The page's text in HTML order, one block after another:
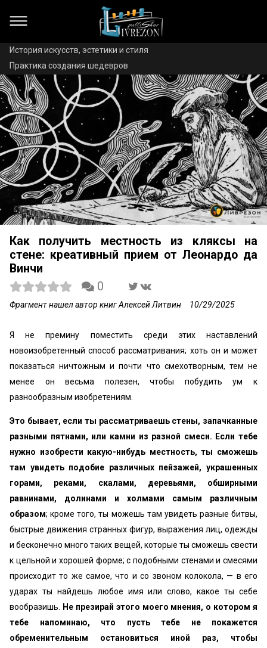
История искусств, эстетики и стиля
Практика создания шедевров
Как получить местность из кляксы на
стене: креативный прием от Леонардо да
Винчи
0
Фрагмент нашел автор книг Алексей Литвин 10/29/2025
Я не премину поместить среди этих наставлений
новоизобретенный способ рассматривания; хоть он и может
показаться ничтожным и почти что смехотворным, тем не
менее он весьма полезен, чтобы побудить ум к
разнообразным изобретениям.
Это бывает, если ты рассматриваешь стены, запачканные
разными пятнами, или камни из разной смеси. Если тебе
нужно изобрести какую-нибудь местность, ты сможешь
там увидеть подобие различных пейзажей, украшенных
горами, реками, скалами, деревьями, обширными
равнинами, долинами и холмами самым различным
образом; кроме того, ты можешь там увидеть разные битвы,
быстрые движения странных фигур, выражения лиц, одежды
и бесконечно много таких вещей, которые ты сможешь свести
к цельной и хорошей форме; с подобными стенами и смесями
происходит то же самое, что и со звоном колокола, — в его
ударах ты найдешь любое имя или слово, какое ты себе
вообразишь.
Не презирай этого моего мнения, о котором я
тебе напоминаю, что пусть тебе не покажется
обременительным остановиться иной раз, чтобы